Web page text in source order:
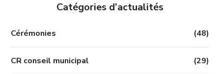
Catégories d’actualités
Cérémonies (48)
CR conseil municipal (29)